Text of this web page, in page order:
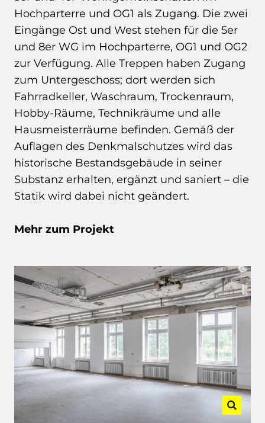
Hochparterre und OG1 als Zugang. Die zwei
Eingänge Ost und West stehen für die 5er
und 8er WG im Hochparterre, OG1 und OG2
zur Verfügung. Alle Treppen haben Zugang
zum Untergeschoss; dort werden sich
Fahrradkeller, Waschraum, Trockenraum,
Hobby-Räume, Technikräume und alle
Hausmeisterräume befinden. Gemäß der
Auflagen des Denkmalschutzes wird das
historische Bestandsgebäude in seiner
Substanz erhalten, ergänzt und saniert – die
Statik wird dabei nicht geändert.
Mehr zum Projekt